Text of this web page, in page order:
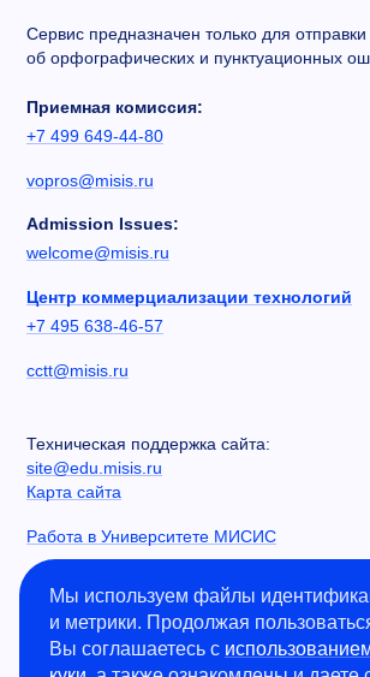
Сервис предназначен только для
об орфографических и пунктуационных
Приемная комиссия:
+7 499 649-44-80
vopros@misis.ru
Admission Issues:
welcome@misis.ru
Центр коммерциализации технологий
+7 495 638-46-57
cctt@misis.ru
Техническая поддержка сайта:
site@edu.misis.ru
Карта сайта
Работа в Университете МИСИС
Информация о закупках
Противодействие коррупции
Мы используем файлы
и метрики. Продолжая
Вы соглашаетесь с